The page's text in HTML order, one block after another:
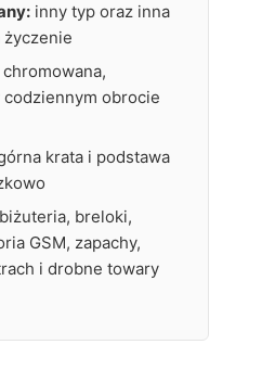
inny typ oraz inna
życzenie
chromowana,
obrocie
krata i podstawa
biżuteria, breloki,
GSM, zapachy,
i drobne towary